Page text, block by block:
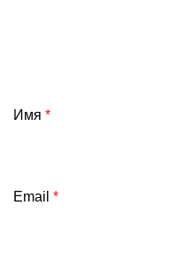
Имя *
Email *